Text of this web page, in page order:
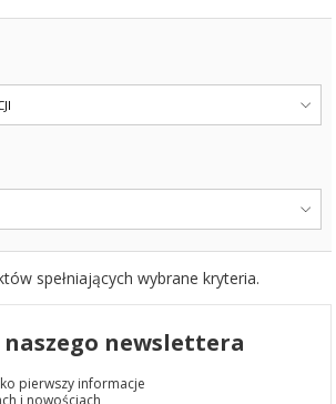
spełniających wybrane kryteria.
naszego newslettera
pierwszy informacje
i nowościach